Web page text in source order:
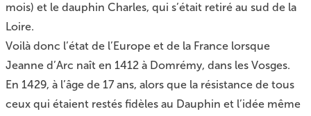
mois) et le dauphin Charles, qui s’était retiré au sud de la
Loire.
Voilà donc l’état de l’Europe et de la France lorsque
Jeanne d’Arc naît en 1412 à Domrémy, dans les Vosges.
En 1429, à l’âge de 17 ans, alors que la résistance de tous
ceux qui étaient restés fidèles au Dauphin et l’idée même